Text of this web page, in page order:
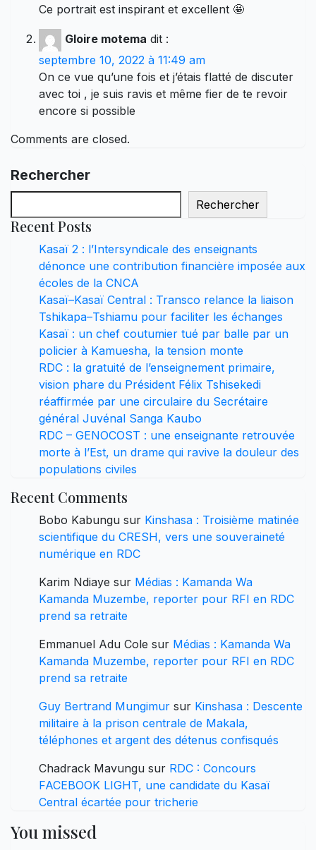
Ce portrait est inspirant et excellent 🤩
Gloire motema dit :
septembre 10, 2022 à 11:49 am
On ce vue qu’une fois et j’étais flatté de discuter
avec toi , je suis ravis et même fier de te revoir
encore si possible
Comments are closed.
Rechercher
Rechercher
Recent Posts
Kasaï 2 : l’Intersyndicale des enseignants
dénonce une contribution financière imposée aux
écoles de la CNCA
Kasaï–Kasaï Central : Transco relance la liaison
Tshikapa–Tshiamu pour faciliter les échanges
Kasaï : un chef coutumier tué par balle par un
policier à Kamuesha, la tension monte
RDC : la gratuité de l’enseignement primaire,
vision phare du Président Félix Tshisekedi
réaffirmée par une circulaire du Secrétaire
général Juvénal Sanga Kaubo
RDC – GENOCOST : une enseignante retrouvée
morte à l’Est, un drame qui ravive la douleur des
populations civiles
Recent Comments
Bobo Kabungu sur Kinshasa : Troisième matinée
scientifique du CRESH, vers une souveraineté
numérique en RDC
Karim Ndiaye sur Médias : Kamanda Wa
Kamanda Muzembe, reporter pour RFI en RDC
prend sa retraite
Emmanuel Adu Cole sur Médias : Kamanda Wa
Kamanda Muzembe, reporter pour RFI en RDC
prend sa retraite
Guy Bertrand Mungimur sur Kinshasa : Descente
militaire à la prison centrale de Makala,
téléphones et argent des détenus confisqués
Chadrack Mavungu sur RDC : Concours
FACEBOOK LIGHT, une candidate du Kasaï
Central écartée pour tricherie
You missed